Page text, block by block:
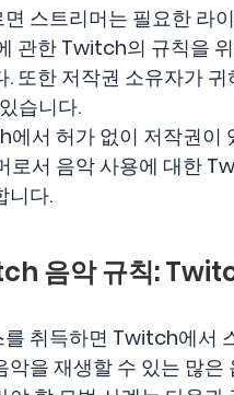
스트리머는 필요한 라
관한 Twitch의 규칙을
. 또한 저작권 소유자가
습니다.
서 허가 없이 저작권이
서 음악 사용에 대한
니다.
음악 규칙:
취득하면 Twitch에서
악을 재생할 수 있는 많